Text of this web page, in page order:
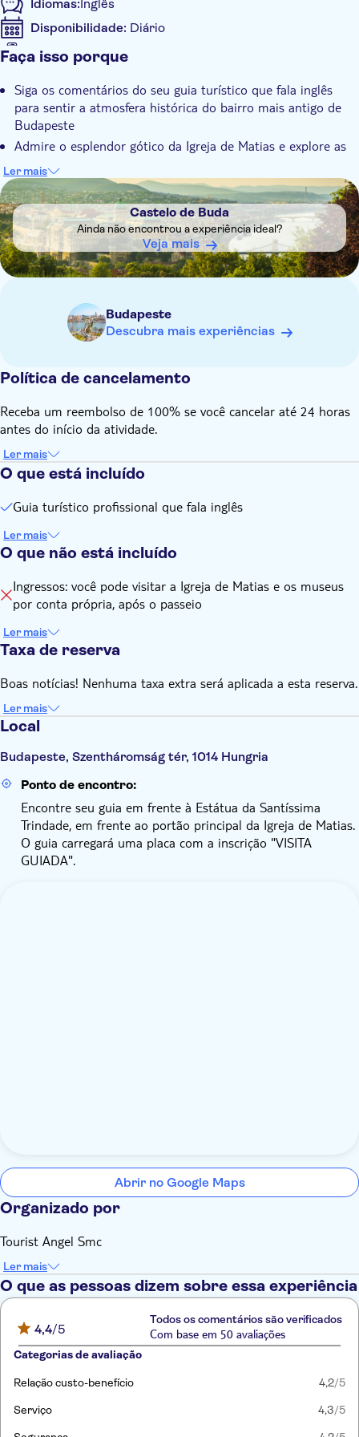
Idiomas:Inglês
Disponibilidade: Diário
Se aceita o bilhete digital
Confirmação instantânea
Tour guiado
Grátis para crianças
Local touch
Voucher eletrônico
Grupo pequeno
Acessível em cadeira de rodas
Animais de estimação bem-vindos
Faça isso porque
Siga os comentários do seu guia turístico que fala inglês
para sentir a atmosfera histórica do bairro mais antigo de
Budapeste
Admire o esplendor gótico da Igreja de Matias e explore as
sete torres do Bastião dos Pescadores
Explore o complexo do Palácio Real caminhando pelos seus
pátios
Desfrute das vistas deslumbrantes do Rio Danúbio e suas
pontes
Caminhe pelas antigas ruas de paralelepípedos do Distrito
do Castelo
Ler mais
DSA1Castelo de Buda
Castelo de Buda
Ainda não encontrou a experiência ideal?
Veja mais
Budapeste
Descubra mais experiências
Política de cancelamento
Receba um reembolso de 100% se você cancelar até 24 horas
antes do início da atividade.
Ler mais
O que está incluído
Guia turístico profissional que fala inglês
Ler mais
O que não está incluído
Ingressos: você pode visitar a Igreja de Matias e os museus
por conta própria, após o passeio
Ler mais
Taxa de reserva
Boas notícias! Nenhuma taxa extra será aplicada a esta reserva.
Ler mais
Local
Budapeste, Szentháromság tér, 1014 Hungria
Ponto de encontro:
Encontre seu guia em frente à Estátua da Santíssima
Trindade, em frente ao portão principal da Igreja de Matias.
O guia carregará uma placa com a inscrição "VISITA
GUIADA".
Abrir no Google Maps
Organizado por
Tourist Angel Smc
Ler mais
O que as pessoas dizem sobre essa experiência
4,4/5
Todos os comentários são verificados
Com base em 50 avaliações
Categorias de avaliação
Relação custo-benefício 4,2/5
Serviço 4,3/5